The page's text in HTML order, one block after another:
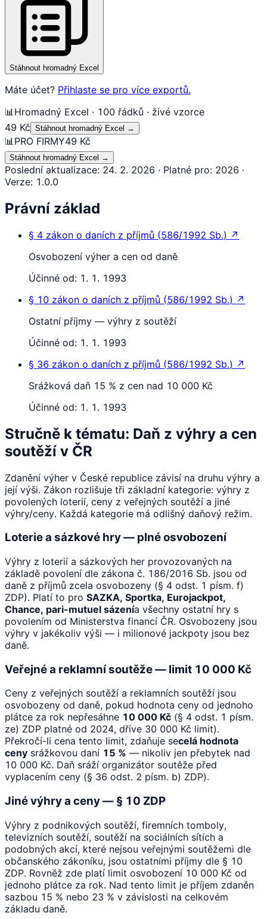
Stáhnout hromadný Excel
Máte účet? Přihlaste se pro více exportů.
📊 Hromadný Excel · 100 řádků · živé vzorce
49 Kč Stáhnout hromadný Excel →
📊 PRO FIRMY49 Kč
Stáhnout hromadný Excel →
Poslední aktualizace: 24. 2. 2026 · Platné pro: 2026 ·
Verze: 1.0.0
Právní základ
§ 4 zákon o daních z příjmů (586/1992 Sb.) ↗
Osvobození výher a cen od daně
Účinné od: 1. 1. 1993
§ 10 zákon o daních z příjmů (586/1992 Sb.) ↗
Ostatní příjmy — výhry z soutěží
Účinné od: 1. 1. 1993
§ 36 zákon o daních z příjmů (586/1992 Sb.) ↗
Srážková daň 15 % z cen nad 10 000 Kč
Účinné od: 1. 1. 1993
Stručně k tématu: Daň z výhry a cen
soutěží v ČR
Zdanění výher v České republice závisí na druhu výhry a
její výši. Zákon rozlišuje tři základní kategorie: výhry z
povolených loterií, ceny z veřejných soutěží a jiné
výhry/ceny. Každá kategorie má odlišný daňový režim.
Loterie a sázkové hry — plné osvobození
Výhry z loterií a sázkových her provozovaných na
základě povolení dle zákona č. 186/2016 Sb. jsou od
daně z příjmů zcela osvobozeny (§ 4 odst. 1 písm. f)
ZDP). Platí to pro SAZKA, Sportka, Eurojackpot,
Chance, pari-mutuel sázenía všechny ostatní hry s
povolením od Ministerstva financí ČR. Osvobozeny jsou
výhry v jakékoliv výši — i milionové jackpoty jsou bez
daně.
Veřejné a reklamní soutěže — limit 10 000 Kč
Ceny z veřejných soutěží a reklamních soutěží jsou
osvobozeny od daně, pokud hodnota ceny od jednoho
plátce za rok nepřesáhne 10 000 Kč (§ 4 odst. 1 písm.
ze) ZDP platné od 2024, dříve 30 000 Kč limit).
Překročí-li cena tento limit, zdaňuje secelá hodnota
ceny srážkovou daní 15 % — nikoliv jen přebytek nad
10 000 Kč. Daň sráží organizátor soutěže před
vyplacením ceny (§ 36 odst. 2 písm. b) ZDP).
Jiné výhry a ceny — § 10 ZDP
Výhry z podnikových soutěží, firemních tomboly,
televizních soutěží, soutěží na sociálních sítích a
podobných akcí, které nejsou veřejnými soutěžemi dle
občanského zákoníku, jsou ostatními příjmy dle § 10
ZDP. Rovněž zde platí limit osvobození 10 000 Kč od
jednoho plátce za rok. Nad tento limit je příjem zdaněn
sazbou 15 % nebo 23 % v závislosti na celkovém
základu daně.